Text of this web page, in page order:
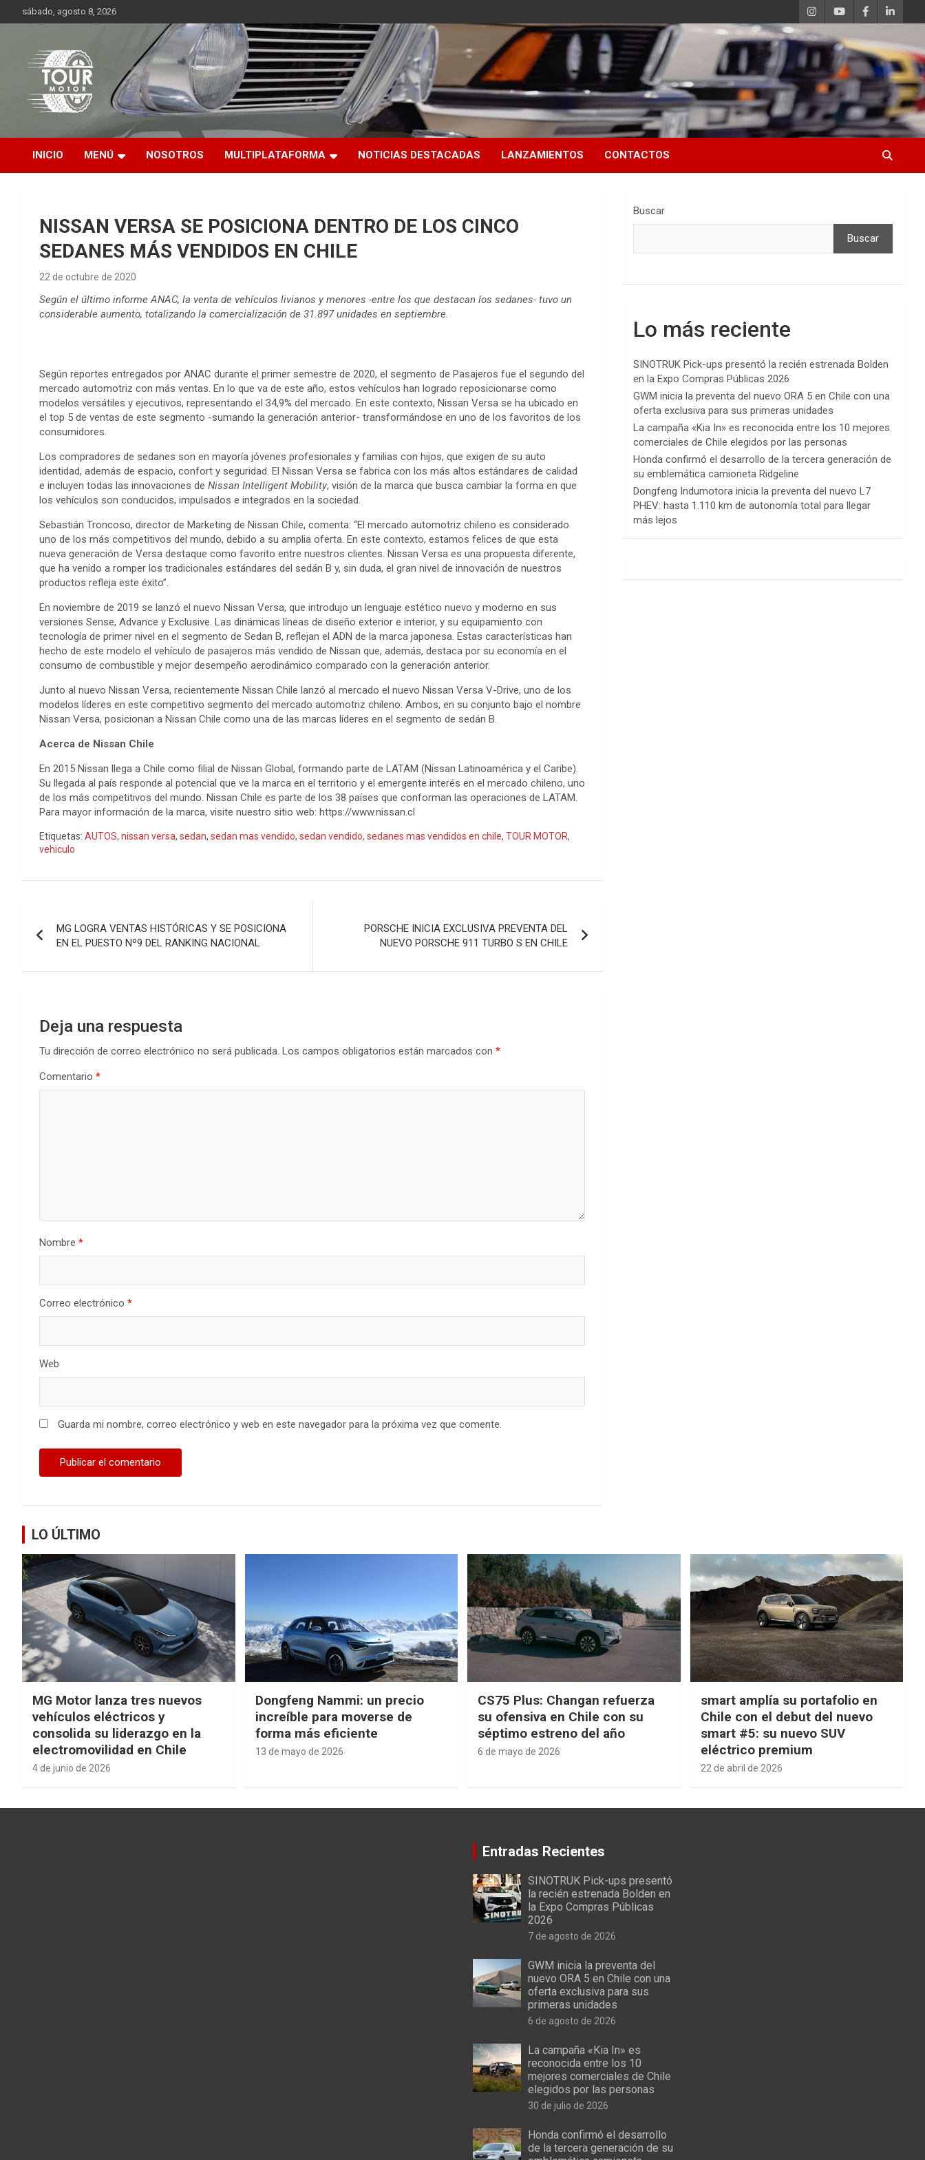
al
sábado, agosto 8, 2026
Tour Motor
Plataforma de contenido audiovisual para el sector automotriz
INICIO MENÚ NOSOTROS MULTIPLATAFORMA NOTICIAS DESTACADAS LANZAMIENTOS CONTACTOS
NISSAN VERSA SE POSICIONA DENTRO DE LOS CINCO
SEDANES MÁS VENDIDOS EN CHILE
22 de octubre de 2020
Según el último informe ANAC, la venta de vehículos livianos y menores -entre los que destacan los sedanes- tuvo un
considerable aumento, totalizando la comercialización de 31.897 unidades en septiembre.
Según reportes entregados por ANAC durante el primer semestre de 2020, el segmento de Pasajeros fue el segundo del
mercado automotriz con más ventas. En lo que va de este año, estos vehículos han logrado reposicionarse como
modelos versátiles y ejecutivos, representando el 34,9% del mercado. En este contexto, Nissan Versa se ha ubicado en
el top 5 de ventas de este segmento -sumando la generación anterior- transformándose en uno de los favoritos de los
consumidores.
Los compradores de sedanes son en mayoría jóvenes profesionales y familias con hijos, que exigen de su auto
identidad, además de espacio, confort y seguridad. El Nissan Versa se fabrica con los más altos estándares de calidad
e incluyen todas las innovaciones de Nissan Intelligent Mobility, visión de la marca que busca cambiar la forma en que
los vehículos son conducidos, impulsados e integrados en la sociedad.
Sebastián Troncoso, director de Marketing de Nissan Chile, comenta: “El mercado automotriz chileno es considerado
uno de los más competitivos del mundo, debido a su amplia oferta. En este contexto, estamos felices de que esta
nueva generación de Versa destaque como favorito entre nuestros clientes. Nissan Versa es una propuesta diferente,
que ha venido a romper los tradicionales estándares del sedán B y, sin duda, el gran nivel de innovación de nuestros
productos refleja este éxito”.
En noviembre de 2019 se lanzó el nuevo Nissan Versa, que introdujo un lenguaje estético nuevo y moderno en sus
versiones Sense, Advance y Exclusive. Las dinámicas líneas de diseño exterior e interior, y su equipamiento con
tecnología de primer nivel en el segmento de Sedan B, reflejan el ADN de la marca japonesa. Estas características han
hecho de este modelo el vehículo de pasajeros más vendido de Nissan que, además, destaca por su economía en el
consumo de combustible y mejor desempeño aerodinámico comparado con la generación anterior.
Junto al nuevo Nissan Versa, recientemente Nissan Chile lanzó al mercado el nuevo Nissan Versa V-Drive, uno de los
modelos líderes en este competitivo segmento del mercado automotriz chileno. Ambos, en su conjunto bajo el nombre
Nissan Versa, posicionan a Nissan Chile como una de las marcas líderes en el segmento de sedán B.
Acerca de Nissan Chile
En 2015 Nissan llega a Chile como filial de Nissan Global, formando parte de LATAM (Nissan Latinoamérica y el Caribe).
Su llegada al país responde al potencial que ve la marca en el territorio y el emergente interés en el mercado chileno, uno
de los más competitivos del mundo. Nissan Chile es parte de los 38 países que conforman las operaciones de LATAM.
Para mayor información de la marca, visite nuestro sitio web: https://www.nissan.cl
Etiquetas: AUTOS, nissan versa, sedan, sedan mas vendido, sedan vendido, sedanes mas vendidos en chile, TOUR MOTOR,
vehiculo
de
entradas
MG LOGRA VENTAS HISTÓRICAS Y SE POSICIONA
EN EL PUESTO Nº9 DEL RANKING NACIONAL
PORSCHE INICIA EXCLUSIVA PREVENTA DEL
NUEVO PORSCHE 911 TURBO S EN CHILE
Deja una respuesta
Tu dirección de correo electrónico no será publicada. Los campos obligatorios están marcados con *
Comentario *
Nombre *
Correo electrónico *
Web
Guarda mi nombre, correo electrónico y web en este navegador para la próxima vez que comente.
Buscar
Buscar
Lo más reciente
SINOTRUK Pick-ups presentó la recién estrenada Bolden
en la Expo Compras Públicas 2026
GWM inicia la preventa del nuevo ORA 5 en Chile con una
oferta exclusiva para sus primeras unidades
La campaña «Kia In» es reconocida entre los 10 mejores
comerciales de Chile elegidos por las personas
Honda confirmó el desarrollo de la tercera generación de
su emblemática camioneta Ridgeline
Dongfeng Indumotora inicia la preventa del nuevo L7
PHEV: hasta 1.110 km de autonomía total para llegar
más lejos
LO ÚLTIMO
MG Motor lanza tres nuevos
vehículos eléctricos y
consolida su liderazgo en la
electromovilidad en Chile
4 de junio de 2026
Dongfeng Nammi: un precio
increíble para moverse de
forma más eficiente
13 de mayo de 2026
CS75 Plus: Changan refuerza
su ofensiva en Chile con su
séptimo estreno del año
6 de mayo de 2026
smart amplía su portafolio en
Chile con el debut del nuevo
smart #5: su nuevo SUV
eléctrico premium
22 de abril de 2026
Entradas Recientes
SINOTRUK Pick-ups presentó
la recién estrenada Bolden en
la Expo Compras Públicas
2026
7 de agosto de 2026
GWM inicia la preventa del
nuevo ORA 5 en Chile con una
oferta exclusiva para sus
primeras unidades
6 de agosto de 2026
La campaña «Kia In» es
reconocida entre los 10
mejores comerciales de Chile
elegidos por las personas
30 de julio de 2026
Honda confirmó el desarrollo
de la tercera generación de su